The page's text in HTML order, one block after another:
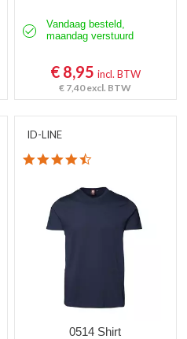
Vandaag besteld,
maandag verstuurd
€ 8,95 incl. BTW
€ 7,40excl. BTW
ID-LINE
0514 Shirt